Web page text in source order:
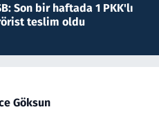
Son bir haftada 1 PKK'lı
teslim oldu
Göksun